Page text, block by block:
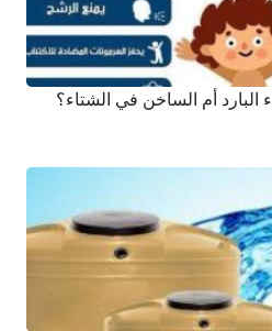
البارد أم الساخن في الشتاء؟